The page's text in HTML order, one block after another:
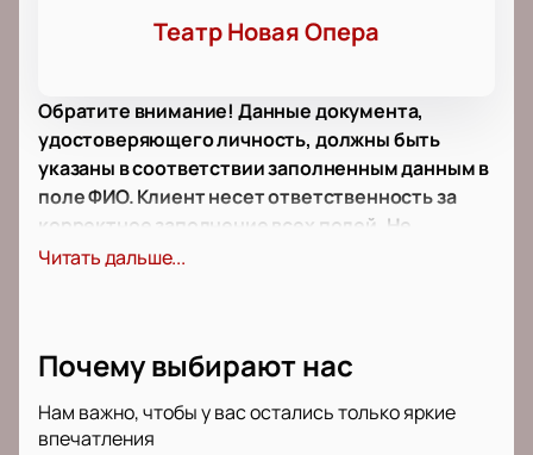
Театр Новая Опера
Обратите внимание! Данные документа,
удостоверяющего личность, должны быть
указаны в соответствии заполненным данным в
поле ФИО. Клиент несет ответственность за
корректное заполнение всех полей. Не
забудьте взять документ с собой!
центре Москвы, является одной из ведущих
инфраструктура и удобное расположение делают
Читать дальше...
Почему выбирают нас
Нам важно, чтобы у вас остались только яркие
впечатления